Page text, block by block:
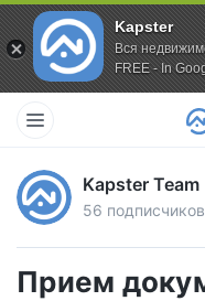
Kapster
Вся
FREE - In
Kapster Team
56 подписчиков
Прием